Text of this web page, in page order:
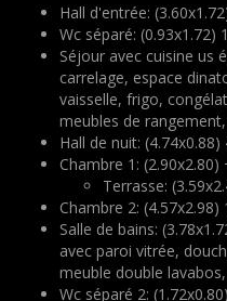
Hall d'entrée:
Wc séparé: (0.93x1.72)
Séjour avec cuisine us
carrelage, espace
vaisselle, frigo,
meubles de
Hall de nuit: (4.74x0.88)
Chambre 1: (2.90x2.80)
Terrasse:
Chambre 2: (4.57x2.98)
Salle de bains:
avec paroi vitrée,
meuble double
Wc séparé 2: